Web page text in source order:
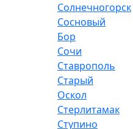
Солнечногорск
Сосновый
Бор
Сочи
Ставрополь
Старый
Оскол
Стерлитамак
Ступино